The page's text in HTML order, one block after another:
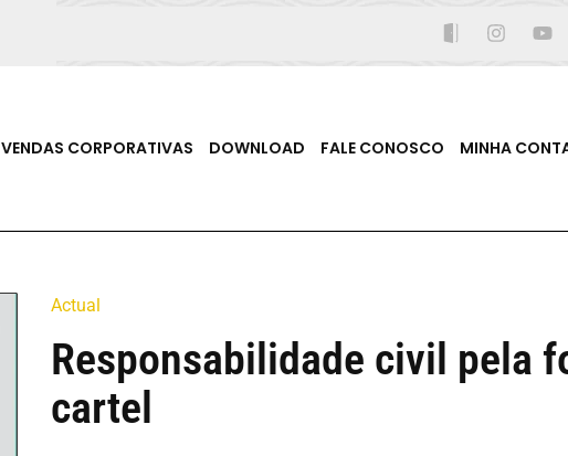
VENDAS CORPORATIVAS DOWNLOAD FALE CONOSCO MINHA
Actual
Responsabilidade civil pela
cartel